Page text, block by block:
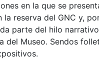
en la que se
la reserva del GNC y,
parte del hilo
del Museo. Sendos